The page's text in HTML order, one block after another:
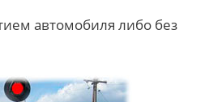
автомобиля либо без